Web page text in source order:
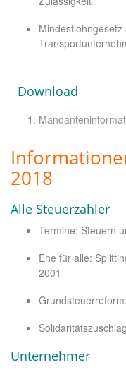
Download
2018
Alle Steuerzahler
Termine: Steuern
Ehe für alle:
2001
Unternehmer